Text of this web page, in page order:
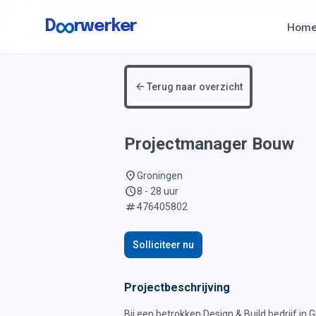
D∞rwerker
arrow_back Terug naar overzicht
Projectmanager Bouw
location_onGroningen
schedule8 - 28 uur
numbers476405802
Solliciteer nu
Projectbeschrijving